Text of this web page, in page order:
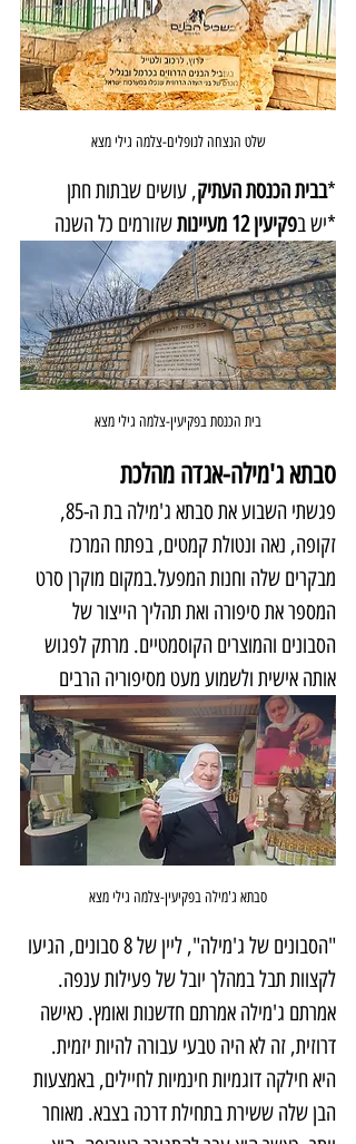
שלט הנצחה לנופלים-צלמה גילי מצא
*בבית הכנסת העתיק, עושים שבתות חתן
*יש בפקיעין 12 מעיינות שזורמים כל השנה
בית הכנסת בפקיעין-צלמה גילי מצא
סבתא ג'מילה-אגדה מהלכת
פגשתי השבוע את סבתא ג'מילה בת ה-85,
זקופה, נאה ונטולת קמטים, בפתח המרכז
מבקרים שלה וחנות המפעל.במקום מוקרן סרט
המספר את סיפורה ואת תהליך הייצור של
הסבונים והמוצרים הקוסמטיים. מרתק לפגוש
אותה אישית ולשמוע מעט מסיפוריה הרבים
סבתא ג'מילה בפקיעין-צלמה גילי מצא
"הסבונים של ג'מילה", ליין של 8 סבונים, הגיעו
לקצוות תבל במהלך יובל של פעילות ענפה.
אמרתם ג'מילה אמרתם חדשנות ואומץ. כאישה
דרוזית, זה לא היה טבעי עבורה להיות יזמית.
היא חילקה דוגמיות חינמיות לחיילים, באמצעות
הבן שלה ששירת בתחילת דרכה בצבא. מאוחר